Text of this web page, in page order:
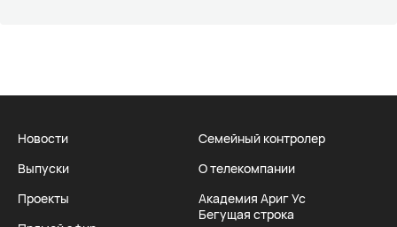
Новости
Выпуски
Проекты
Семейный контролер
О телекомпании
Академия Ариг Ус
Бегущая строка